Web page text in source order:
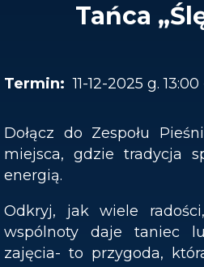
Tańca
11-12-2025 g.
Dołącz do Zespołu
miejsca, gdzie tradycja
energią.
Odkryj, jak wiele
wspólnoty daje taniec
zajęcia- to przygoda,